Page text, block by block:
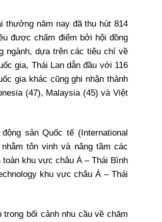
thưởng năm nay đã thu hút 814
được chấm điểm bởi hội đồng
ngành, dựa trên các tiêu chí về
gia, Thái Lan dẫn đầu với 116
gia khác cũng ghi nhận thành
(47), Malaysia (45) và Việt
sản Quốc tế (International
tôn vinh và nâng tầm các
khu vực châu Á – Thái Bình
khu vực châu Á – Thái
bối cảnh nhu cầu về chăm